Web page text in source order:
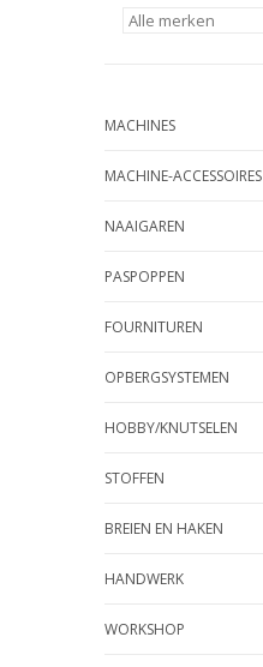
MACHINES
MACHINE-ACCESSOIRES
NAAIGAREN
PASPOPPEN
FOURNITUREN
OPBERGSYSTEMEN
HOBBY/KNUTSELEN
STOFFEN
BREIEN EN HAKEN
HANDWERK
WORKSHOP